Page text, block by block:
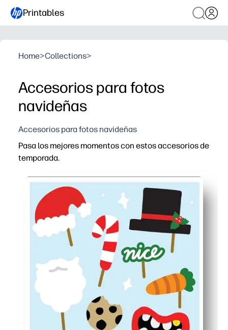
Printables
Home>Collections>
Accesorios para fotos
navideñas
Accesorios para fotos navideñas
Pasa los mejores momentos con estos accesorios de
temporada.